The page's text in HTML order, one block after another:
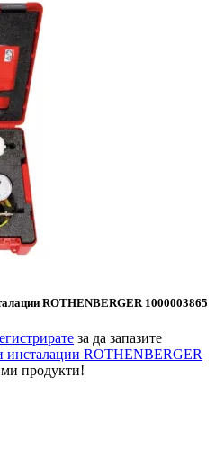
ROTHENBERGER 1000003865
за да запазите
инсталации ROTHENBERGER
продукти!